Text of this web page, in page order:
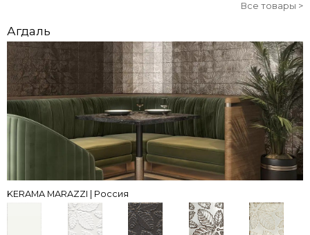
Все товары >
Агдаль
KERAMA MARAZZI | Россия